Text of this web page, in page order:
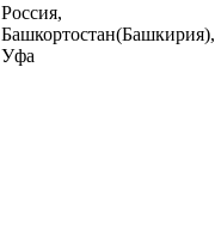
Россия,
Башкортостан(Башкирия),
Уфа